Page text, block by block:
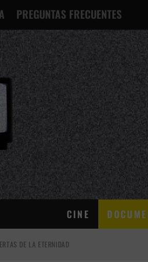
PREGUNTAS FRECUENTES
CINE
DE LA ETERNIDAD